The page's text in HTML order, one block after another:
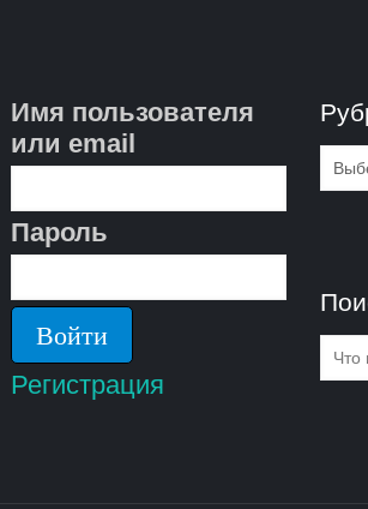
Имя пользователя
или email
Пароль
Регистрация